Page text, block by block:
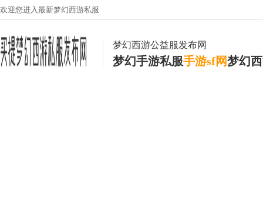
欢迎您进入最新梦幻西游私服
梦幻西游公益服发布网
梦幻手游私服手游sf网梦幻